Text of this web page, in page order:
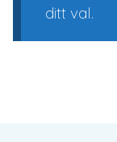
ditt val.